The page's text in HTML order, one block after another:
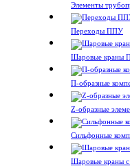
Элементы
Переходы ППУ
Шаровые краны
П-образные
Z-образные
Сильфонные
Шаровые краны